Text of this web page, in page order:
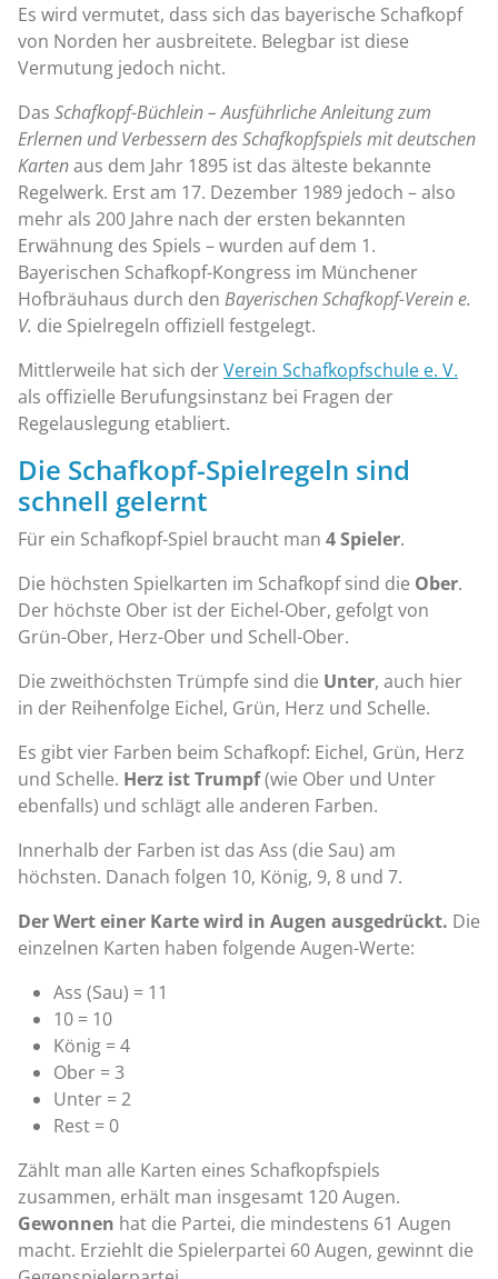
Es wird vermutet, dass sich das bayerische Schafkopf
von Norden her ausbreitete. Belegbar ist diese
Vermutung jedoch nicht.
Das Schafkopf-Büchlein – Ausführliche Anleitung zum
Erlernen und Verbessern des Schafkopfspiels mit deutschen
Kartenaus dem Jahr 1895 ist das älteste bekannte
Regelwerk. Erst am 17. Dezember 1989 jedoch – also
mehr als 200 Jahre nach der ersten bekannten
Erwähnung des Spiels – wurden auf dem 1.
Bayerischen Schafkopf-Kongress im Münchener
Hofbräuhaus durch den Bayerischen Schafkopf-Verein e.
V. die Spielregeln offiziell festgelegt.
Mittlerweile hat sich derVerein Schafkopfschule e. V.
als offizielle Berufungsinstanz bei Fragen der
Regelauslegung etabliert.
Die Schafkopf-Spielregeln sind
schnell gelernt
Für ein Schafkopf-Spiel braucht man 4 Spieler.
Die höchsten Spielkarten im Schafkopf sind die Ober.
Der höchste Ober ist der Eichel-Ober, gefolgt von
Grün-Ober, Herz-Ober und Schell-Ober.
Die zweithöchsten Trümpfe sind die Unter, auch hier
in der Reihenfolge Eichel, Grün, Herz und Schelle.
Es gibt vier Farben beim Schafkopf: Eichel, Grün, Herz
und Schelle. Herz ist Trumpf(wie Ober und Unter
ebenfalls) und schlägt alle anderen Farben.
Innerhalb der Farben ist das Ass (die Sau) am
höchsten. Danach folgen 10, König, 9, 8 und 7.
Der Wert einer Karte wird in Augen ausgedrückt. Die
einzelnen Karten haben folgende Augen-Werte:
Ass (Sau) = 11
10 = 10
König = 4
Ober = 3
Unter = 2
Rest = 0
Zählt man alle Karten eines Schafkopfspiels
zusammen, erhält man insgesamt 120 Augen.
Gewonnen hat die Partei, die mindestens 61 Augen
macht. Erziehlt die Spielerpartei 60 Augen, gewinnt die